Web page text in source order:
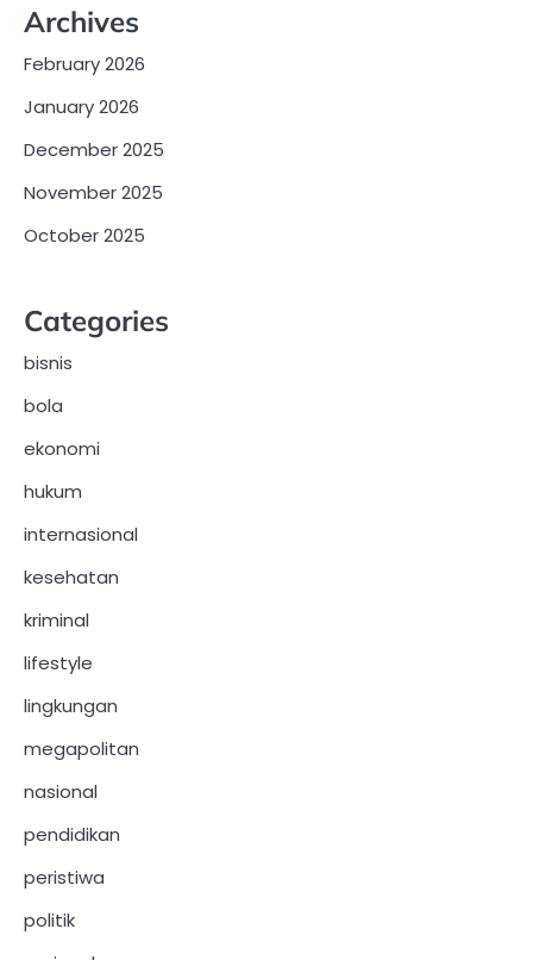
Archives
February 2026
January 2026
December 2025
November 2025
October 2025
Categories
bisnis
bola
ekonomi
hukum
internasional
kesehatan
kriminal
lifestyle
lingkungan
megapolitan
nasional
pendidikan
peristiwa
politik